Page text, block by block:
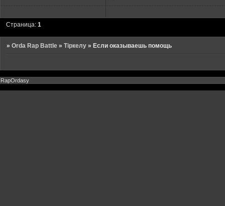
Страница:1
»Orda Rap Battle »Тіркелу » Если оказываешь помощь
RapOrdasy